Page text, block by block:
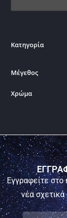
Κατηγορία
Μέγεθος
Χρώμα
Εγγραφείτε στο
νέα